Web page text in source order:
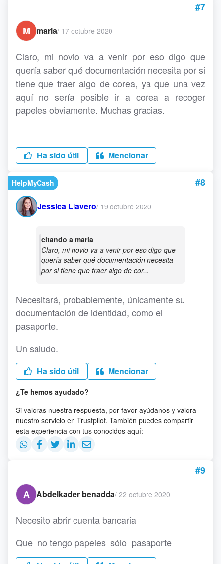
#7
M
maria/ 17 octubre 2020
Claro, mi novio va a venir por eso digo que
quería saber qué documentación necesita por si
tiene que traer algo de corea, ya que una vez
aquí no sería posible ir a corea a recoger
papeles obviamente. Muchas gracias.
Ha sido útil Mencionar
HelpMyCash #8
Jessica Llavero/ 19 octubre 2020
citando a maria
Claro, mi novio va a venir por eso digo que
quería saber qué documentación necesita
por si tiene que traer algo de cor...
Necesitará, probablemente, únicamente su
documentación de identidad, como el
pasaporte.
Un saludo.
Ha sido útil Mencionar
¿Te hemos ayudado?
Si valoras nuestra respuesta, por favor ayúdanos y valora
nuestro servicio en Trustpilot. También puedes compartir
esta experiencia con tus conocidos aquí:
#9
A
Abdelkader benadda/ 22 octubre 2020
Necesito abrir cuenta bancaria
Que no tengo papeles sólo pasaporte